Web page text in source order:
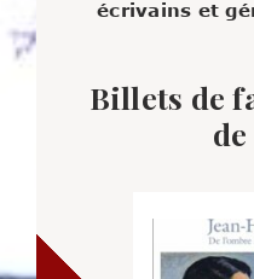
écrivains et
Billets de